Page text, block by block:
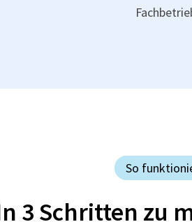
So
3 Schritten zu